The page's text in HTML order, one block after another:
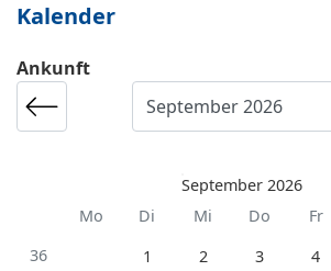
Kalender
Ankunft
September 2026
Mo
Di Mi Do Fr
36
1 2 3 4